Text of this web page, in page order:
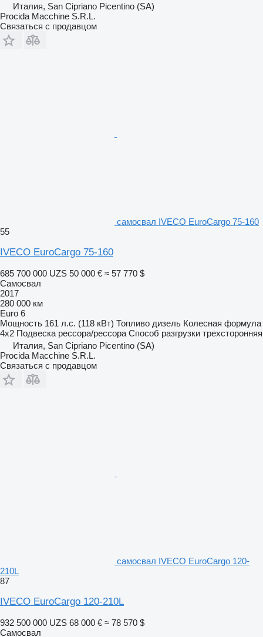
Италия, San Cipriano Picentino (SA)
Procida Macchine S.R.L.
Связаться с продавцом
самосвал IVECO EuroCargo 75-160
55
IVECO EuroCargo 75-160
685 700 000 UZS 50 000 € ≈ 57 770 $
Самосвал
2017
280 000 км
Euro 6
Мощность 161 л.с. (118 кВт) Топливо дизель Колесная формула
4x2 Подвеска рессора/рессора Способ разгрузки трехсторонняя
Италия, San Cipriano Picentino (SA)
Procida Macchine S.R.L.
Связаться с продавцом
самосвал IVECO EuroCargo 120-
210L
87
IVECO EuroCargo 120-210L
932 500 000 UZS 68 000 € ≈ 78 570 $
Самосвал